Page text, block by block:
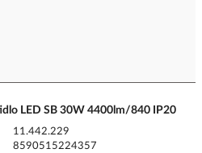
LED SB 30W 4400lm/840 IP20
11.442.229
8590515224357